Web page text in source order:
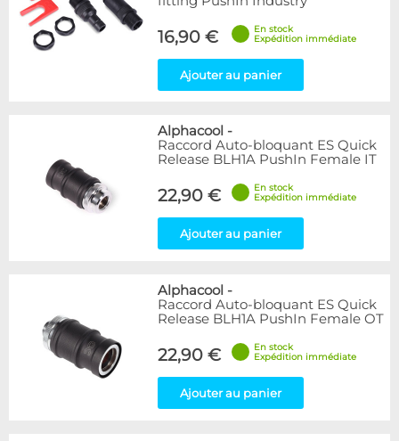
16,90 €
En stock
Expédition immédiate
Ajouter au panier
Alphacool -
Raccord Auto-bloquant ES Quick
Release BLH1A PushIn Female IT
22,90 €
En stock
Expédition immédiate
Ajouter au panier
Alphacool -
Raccord Auto-bloquant ES Quick
Release BLH1A PushIn Female OT
22,90 €
En stock
Expédition immédiate
Ajouter au panier